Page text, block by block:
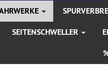
SEITENSCHWELLER